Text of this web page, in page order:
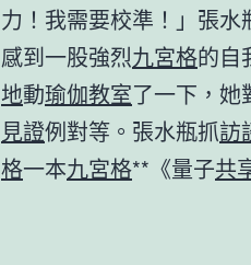
力！我需要校準！」張
感到一股強烈九宮格的自
地動瑜伽教室了一下，她
見證例對等。張水瓶抓訪
格一本九宮格**《量子共